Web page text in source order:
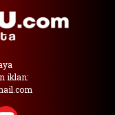
iklan: